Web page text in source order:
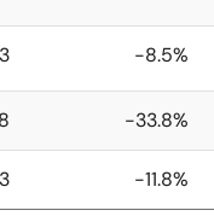
-8.5%
8 -33.8%
-11.8%